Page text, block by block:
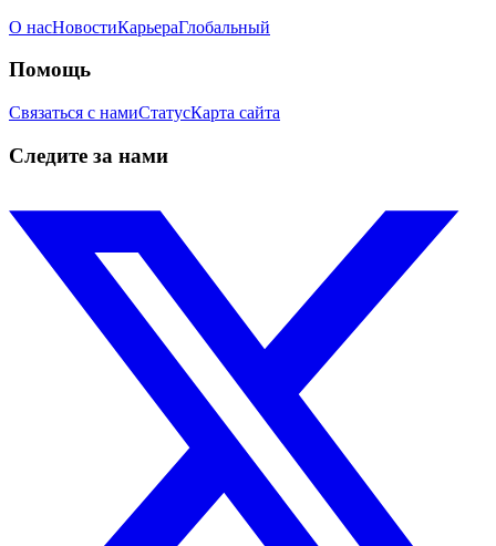
О насНовостиКарьераГлобальный
Помощь
Связаться с намиСтатусКарта сайта
Следите за нами